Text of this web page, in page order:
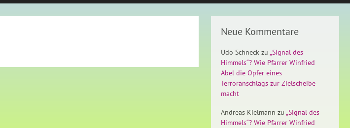
Neue Kommentare
Udo Schneck zu „Signal des
Himmels“? Wie Pfarrer Winfried
Abel die Opfer eines
Terroranschlags zur Zielscheibe
macht
Andreas Kielmann zu „Signal des
Himmels“? Wie Pfarrer Winfried